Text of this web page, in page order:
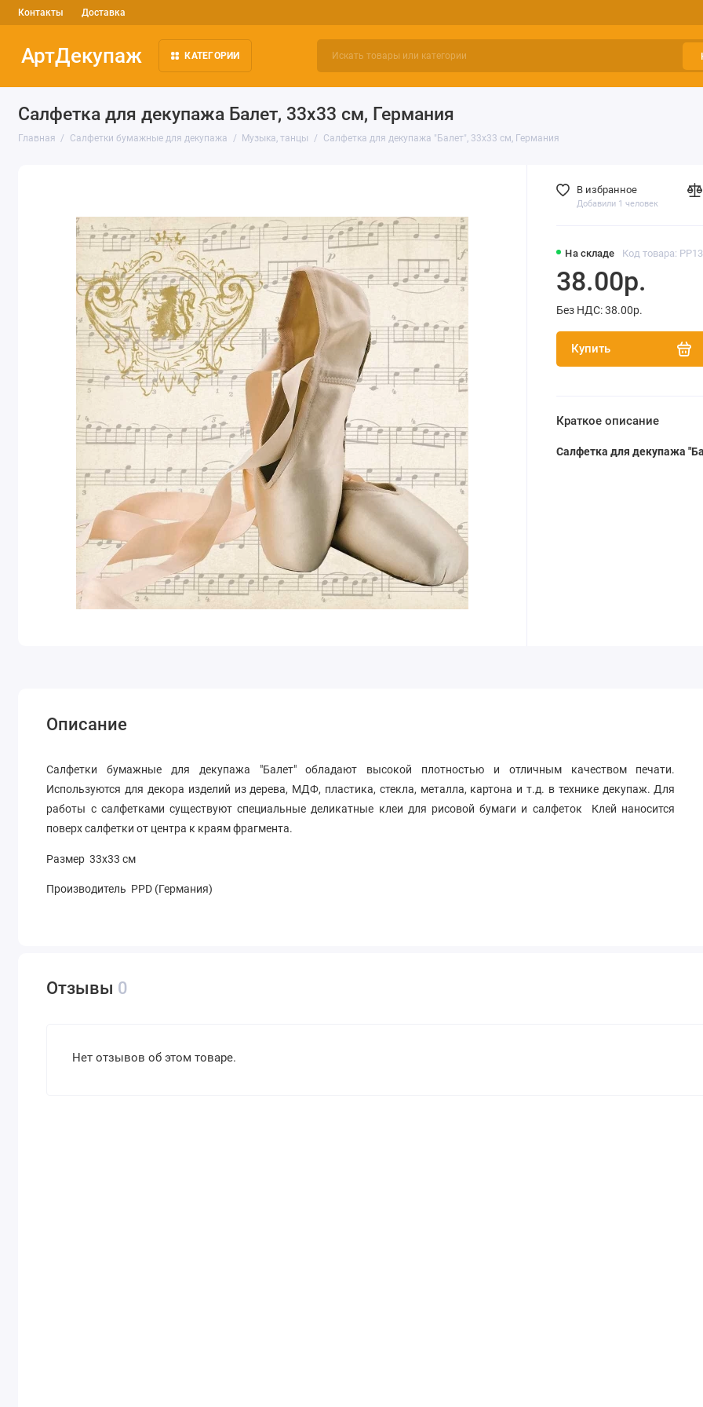
Контакты Доставка
АртДекупаж КАТЕГОРИИ
Салфетка для декупажа Балет, 33х33 см, Германия
Главная Салфетки бумажные для декупажа Музыка, танцы Салфетка для декупажа "Балет", 33х33 см, Германия
На складе Код товара:
38.00р.
Без НДС: 38.00р.
Купить
В избранное
Добавили 1 человек
Краткое описание
Салфетка для декупажа
Описание
Салфетки бумажные для декупажа "Балет" обладают высокой плотностью и отличным качеством печати.
Используются для декора изделий из дерева, МДФ, пластика, стекла, металла, картона и т.д. в технике декупаж. Для
работы с салфетками существуют специальные деликатные клеи для рисовой бумаги и салфеток Клей наносится
поверх салфетки от центра к краям фрагмента.
Размер 33х33 см
Производитель PPD (Германия)
Отзывы 0
Нет отзывов об этом товаре.